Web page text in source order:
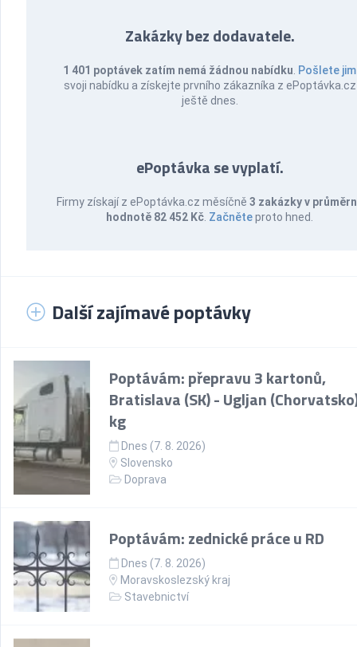
Zakázky bez dodavatele.
1 401 poptávek zatím nemá žádnou nabídku Pošlete jim
svoji nabídku a získejte prvního zákazníka z ePoptávka.cz
ještě dnes.
ePoptávka se vyplatí.
Firmy získají z ePoptávka.cz měsíčně 3 zakázky v
hodnotě 82 452 Kč Začněteproto hned.
Další zajímavé poptávky
Poptávám: přepravu 3 kartonů,
Bratislava (SK) - Ugljan
kg
Dnes (7. 8. 2026)
Slovensko
Doprava
Poptávám: zednické práce u RD
Dnes (7. 8. 2026)
Moravskoslezský kraj
Stavebnictví